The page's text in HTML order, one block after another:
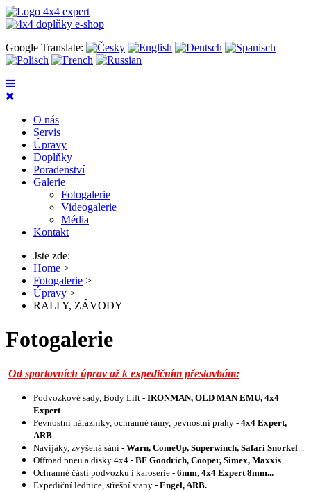
Google Translate:
O nás
Servis
Úpravy
Doplňky
Poradenství
Galerie
Fotogalerie
Videogalerie
Média
Kontakt
Jste zde:
Home >
Fotogalerie >
Úpravy >
RALLY, ZÁVODY
Fotogalerie
Od sportovních úprav až k expedičním přestavbám:
Podvozkové sady, Body Lift - IRONMAN, OLD MAN EMU, 4x4
Expert
Pevnostní nárazníky, ochranné rámy, pevnostní prahy - 4x4 Expert,
ARB
Navijáky, zvýšená sání - Warn, ComeUp, Superwinch, Safari Snorkel
Offroad pneu a disky 4x4 - BF Goodrich, Cooper, Simex, Maxxis
Ochranné části podvozku i karoserie - 6mm 4x4 Expert 8mm...
Expediční lednice, střešní stany - Engel, ARB.